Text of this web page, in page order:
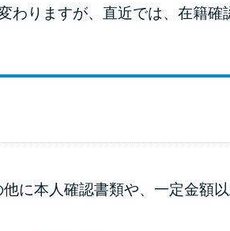
わりますが、直近では、在籍
に本人確認書類や、一定金額